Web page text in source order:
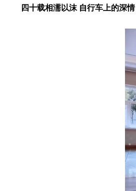
四十载相濡以沫 自行车上的深